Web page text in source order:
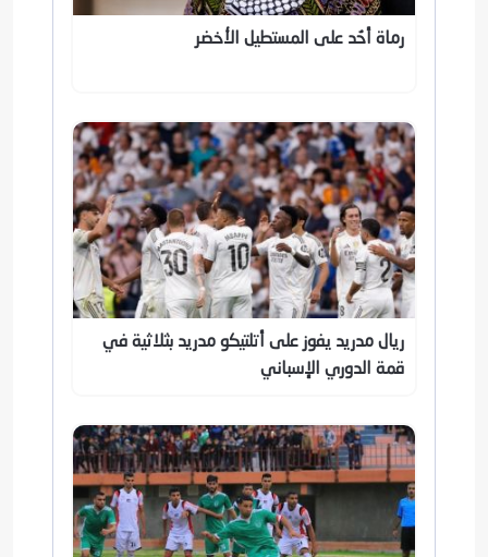
رماة أُحُد على المستطيل الأخضر
ريال مدريد يفوز على أتلتيكو مدريد بثلاثية في
قمة الدوري الإسباني